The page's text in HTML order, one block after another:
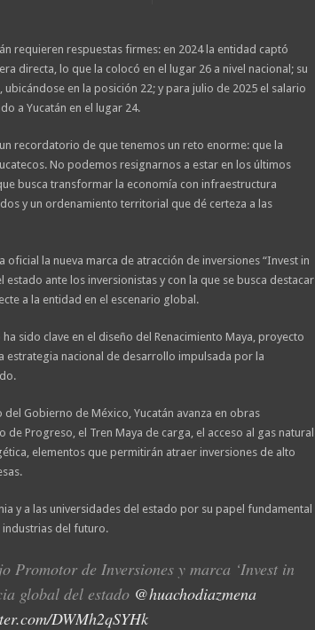
requieren respuestas firmes: en 2024 la entidad captó
directa, lo que la colocó en el lugar 26 a nivel nacional; su
en la posición 22; y para julio de 2025 el salario
a Yucatán en el lugar 24.
recordatorio de que tenemos un reto enorme: que la
No podemos resignarnos a estar en los últimos
busca transformar la economía con infraestructura
y un ordenamiento territorial que dé certeza a las
oficial la nueva marca de atracción de inversiones “Invest in
estado ante los inversionistas y con la que se busca destacar
a la entidad en el escenario global.
sido clave en el diseño del Renacimiento Maya, proyecto
estrategia nacional de desarrollo impulsada por la
Gobierno de México, Yucatán avanza en obras
Progreso, el Tren Maya de carga, el acceso al gas natural
elementos que permitirán atraer inversiones de alto
y a las universidades del estado por su papel fundamental
del futuro.
Promotor de Inversiones y marca ‘Invest in
global del estado @huachodiazmena
DWMh2qSYHk